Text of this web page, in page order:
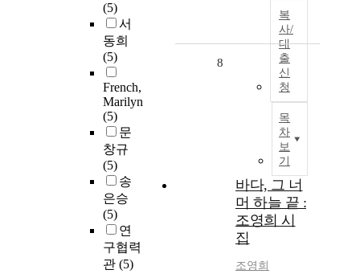
(5)
서
동희
(5)
French,
Marilyn
(5)
문
창규
(5)
송
은승
(5)
연
구협력
관 (5)
복
사/
대
출
신
청
목
차
보
기
8
바다, 그 너
머 하늘 끝 :
조영희 시
집
조영희